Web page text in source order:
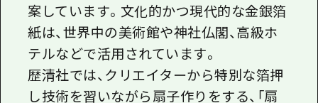
案しています。文化的かつ現代的な金銀箔
紙は、世界中の美術館や神社仏閣、高級ホ
テルなどで活用されています。
歴清社では、クリエイターから特別な箔押
し技術を習いながら扇子作りをする、「扇